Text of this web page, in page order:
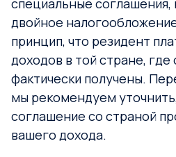
специальные
двойное
принцип, что резидент
доходов в той стране, где
фактически получены.
мы рекомендуем
соглашение со страной
вашего дохода.